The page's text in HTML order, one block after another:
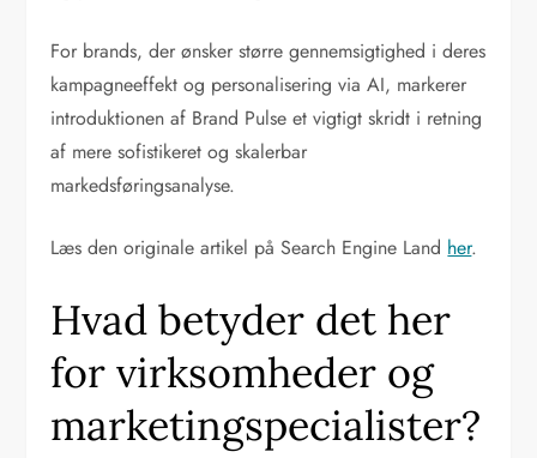
For brands, der ønsker større gennemsigtighed i deres
kampagneeffekt og personalisering via AI, markerer
introduktionen af Brand Pulse et vigtigt skridt i retning
af mere sofistikeret og skalerbar
markedsføringsanalyse.
Læs den originale artikel på Search Engine Land her.
Hvad betyder det her
for virksomheder og
marketingspecialister?